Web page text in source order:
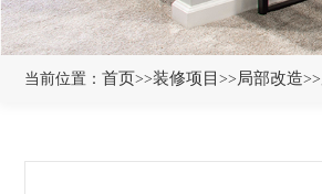
当前位置： 首页>>装修项目 >> 局部改造>>